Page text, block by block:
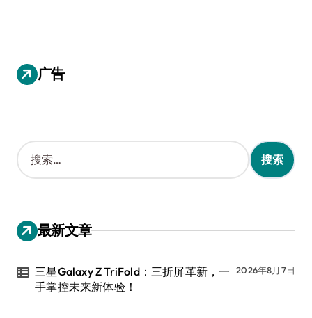
广告
搜
索
：
最新文章
三星Galaxy Z TriFold：三折屏革新，一
手掌控未来新体验！
2026年8月7日